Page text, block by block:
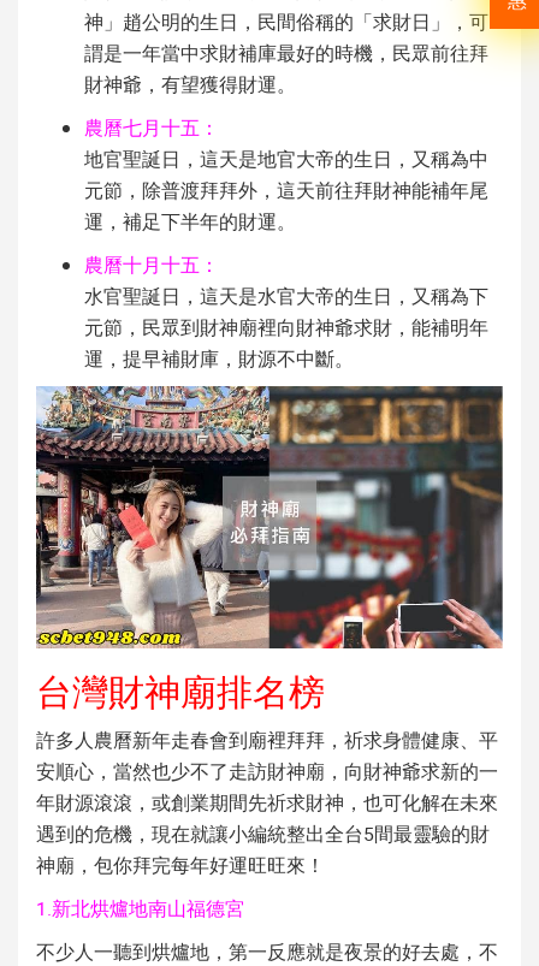
神」趙公明的生日，民間俗稱的「求財日」，可
謂是一年當中求財補庫最好的時機，民眾前往拜
財神爺，有望獲得財運。
農曆七月十五：
地官聖誕日，這天是地官大帝的生日，又稱為中
元節，除普渡拜拜外，這天前往拜財神能補年尾
運，補足下半年的財運。
農曆十月十五：
水官聖誕日，這天是水官大帝的生日，又稱為下
元節，民眾到財神廟裡向財神爺求財，能補明年
運，提早補財庫，財源不中斷。
台灣財神廟排名榜
許多人農曆新年走春會到廟裡拜拜，祈求身體健康、平
安順心，當然也少不了走訪財神廟，向財神爺求新的一
年財源滾滾，或創業期間先祈求財神，也可化解在未來
遇到的危機，現在就讓小編統整出全台5間最靈驗的財
神廟，包你拜完每年好運旺旺來！
1.新北烘爐地南山福德宮
不少人一聽到烘爐地，第一反應就是夜景的好去處，不